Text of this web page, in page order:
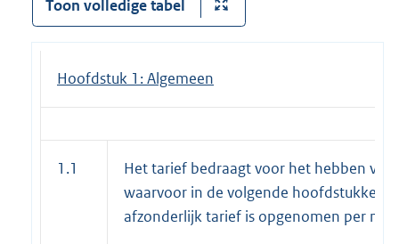
Toon volledige tabel
Hoofdstuk 1: Algemeen
1.1
Het tarief bedraagt voor het hebben
waarvoor in de volgende hoofdstukken
afzonderlijk tarief is opgenomen per m2